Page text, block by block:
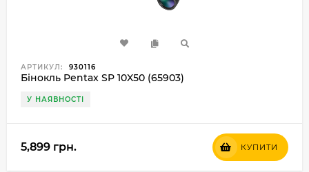
АРТИКУЛ: 930116
Бінокль Pentax SP 10X50 (65903)
У НАЯВНОСТІ
5,899 грн. КУПИТИ